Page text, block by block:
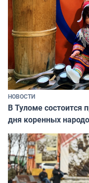
НОВОСТИ
В Туломе состоится
дня коренных